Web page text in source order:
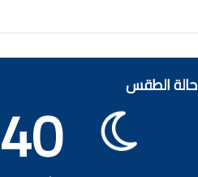
حالة الطقس 40